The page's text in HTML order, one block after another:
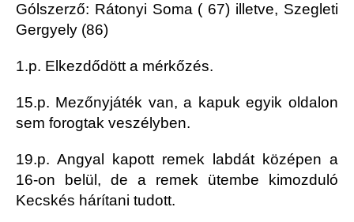
Gólszerző: Rátonyi Soma ( 67) illetve, Szegleti
Gergyely (86)
1.p. Elkezdődött a mérkőzés.
15.p. Mezőnyjáték van, a kapuk egyik oldalon
sem forogtak veszélyben.
19.p. Angyal kapott remek labdát középen a
16-on belül, de a remek ütembe kimozduló
Kecskés hárítani tudott.